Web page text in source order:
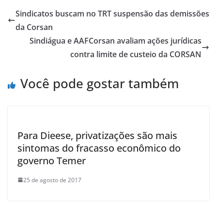
e
b
o
s
p
er e
Sindicatos buscam no TRT suspensão das demissões
da Corsan
Sindiágua e AAFCorsan avaliam ações jurídicas
contra limite de custeio da CORSAN
Você pode gostar também
Para Dieese, privatizações são mais
sintomas do fracasso econômico do
governo Temer
25 de agosto de 2017